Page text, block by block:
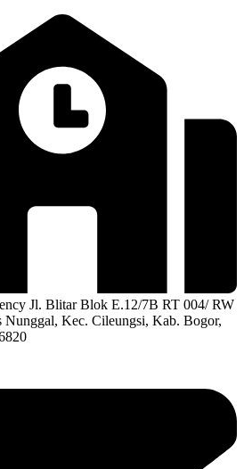
Jl. Blitar Blok E.12/7B RT 004/ RW
Kec. Cileungsi, Kab. Bogor,